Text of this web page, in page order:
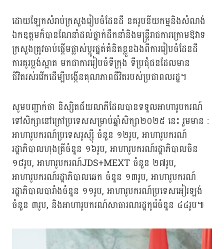
ដោយឡែកសំរាប់ក្រសួងរៀបចំដែនដី នគរូបនីយកម្មនិងសំណង់
ឯកឧត្តមក៏បានណែនាំដល់ថ្នាក់ដឹកនាំនិងមន្ត្រីរាជការក្រោមឱវាទ
ក្រសួងត្រូវចាប់ផ្ដើមផ្លាស់ប្ដូរផ្នត់គំនិតខ្លួនឯងពីការរៀបចំដែនដី
ការគូរប្លង់ស្អាត មកជាការរៀបចំទីក្រុង ទីប្រជុំជនដែលមាន
ជីវិតរស់រវើកដើម្បីបង្កើនគុណភាពជីវិតរបស់ប្រជាពលរដ្ឋ។
សូមបញ្ជាក់ថា និស្សិតជ័យលាភីដែលបានទទួលអាហារូបករណ៍
ទៅសិក្សានៅក្រៅប្រទេសសម្រាប់ឆ្នាំសិក្សា២០២៥ នេះ រួមមាន :
អាហារូបករណ៍ប្រទេសរូស្ស៊ី ចំនួន ១២រូប, អាហារូបករណ៍
រដ្ឋាភិបាលហុងគ្រីចំនួន ១៦រូប, អាហារូបករណ៍រដ្ឋាភិបាលចិន
១៨រូប, អាហារូបករណ៍JDS+MEXT ចំនួន ២៧រូប,
អាហារូបករណ៍រដ្ឋាភិបាលឆេក ចំនួន ១៣រូប, អាហារូបករណ៍
រដ្ឋាភិបាលបារាំងចំនួន ១១រូប, អាហារូបករណ៍ប្រទេសអៀរឡង់
ចំនួន ៣រូប, និងអាហារូបករណ៍សាធារណរដ្ឋកូរ៉េចំនួន ៤៤រូប៕